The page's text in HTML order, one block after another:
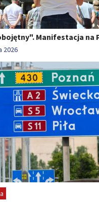
Manifestacja na
2026